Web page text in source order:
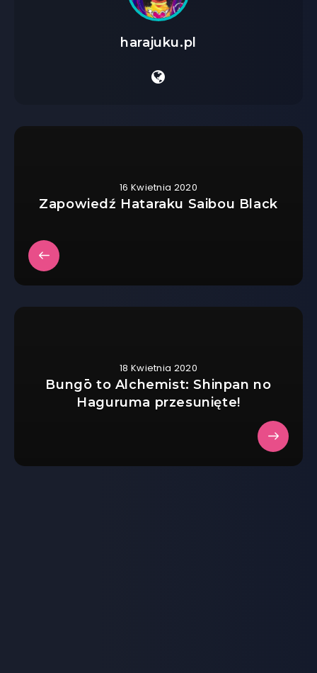
harajuku.pl
16 Kwietnia 2020
Zapowiedź Hataraku Saibou Black
18 Kwietnia 2020
Bungō to Alchemist: Shinpan no
Haguruma przesunięte!